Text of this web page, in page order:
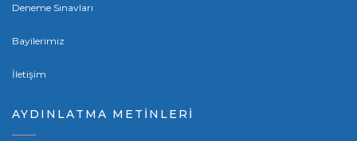
Deneme Sınavları
Bayilerimiz
İletişim
AYDINLATMA METİNLERİ